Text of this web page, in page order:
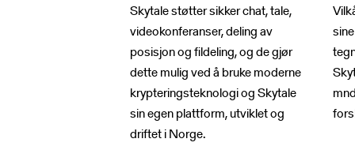
Skytale støtter sikker chat, tale,
videokonferanser, deling av
posisjon og fildeling, og de gjør
dette mulig ved å bruke moderne
krypteringsteknologi og Skytale
sin egen plattform, utviklet og
driftet i Norge.